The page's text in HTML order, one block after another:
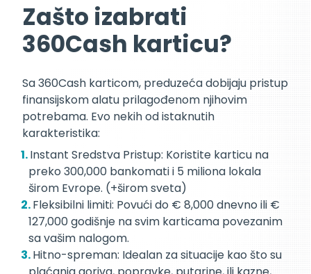
Zašto izabrati
360Cash karticu?
Sa 360Cash karticom, preduzeća dobijaju pristup
finansijskom alatu prilagođenom njihovim
potrebama. Evo nekih od istaknutih
karakteristika:
Instant Sredstva Pristup: Koristite karticu na
preko 300,000 bankomati i 5 miliona lokala
širom Evrope. (+širom sveta)
Fleksibilni limiti: Povući do € 8,000 dnevno ili €
127,000 godišnje na svim karticama povezanim
sa vašim nalogom.
Hitno-spreman: Idealan za situacije kao što su